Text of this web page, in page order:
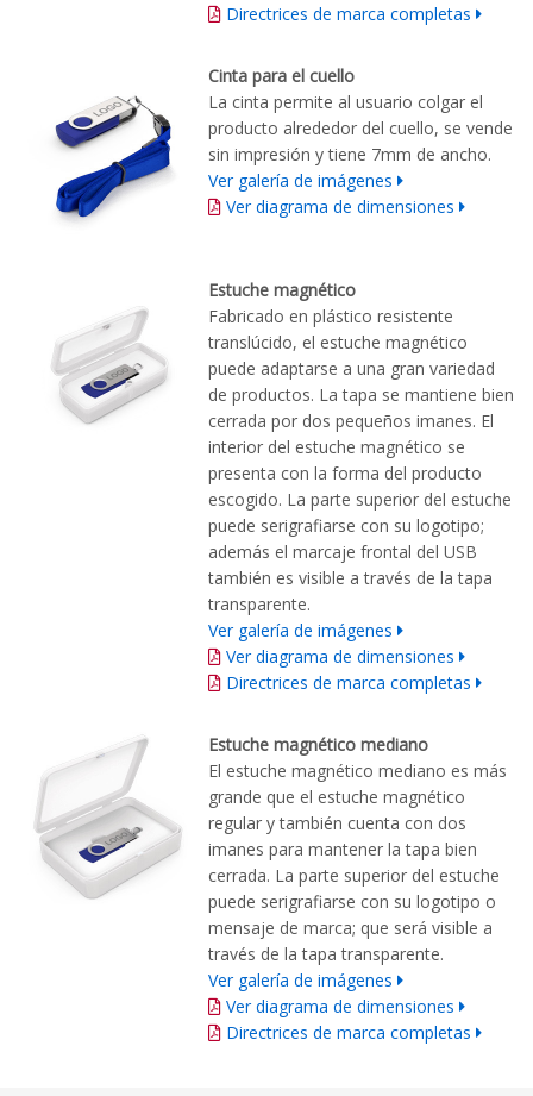
Directrices de marca completas
Cinta para el cuello
La cinta permite al usuario colgar el
producto alrededor del cuello, se vende
sin impresión y tiene 7mm de ancho.
Ver galería de imágenes
Ver diagrama de dimensiones
Estuche magnético
Fabricado en plástico resistente
translúcido, el estuche magnético
puede adaptarse a una gran variedad
de productos. La tapa se mantiene bien
cerrada por dos pequeños imanes. El
interior del estuche magnético se
presenta con la forma del producto
escogido. La parte superior del estuche
puede serigrafiarse con su logotipo;
además el marcaje frontal del USB
también es visible a través de la tapa
transparente.
Ver galería de imágenes
Ver diagrama de dimensiones
Directrices de marca completas
Estuche magnético mediano
El estuche magnético mediano es más
grande que el estuche magnético
regular y también cuenta con dos
imanes para mantener la tapa bien
cerrada. La parte superior del estuche
puede serigrafiarse con su logotipo o
mensaje de marca; que será visible a
través de la tapa transparente.
Ver galería de imágenes
Ver diagrama de dimensiones
Directrices de marca completas